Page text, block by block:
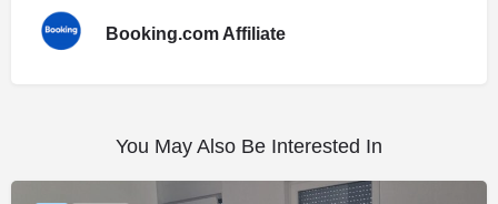
Booking.com Affiliate
You May Also Be Interested In